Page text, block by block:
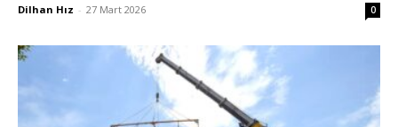
Dilhan Hız - 27 Mart 2026 0